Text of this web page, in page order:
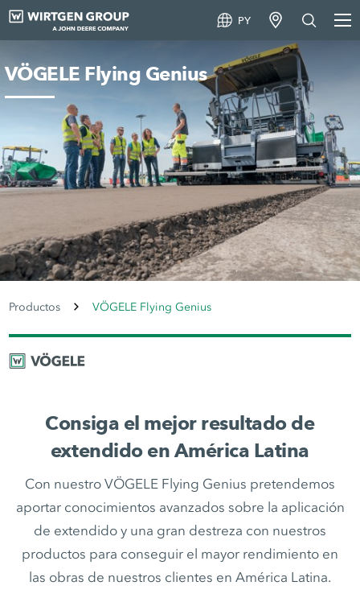
PY
VÖGELE Flying Genius
Productos VÖGELE Flying Genius
Consiga el mejor resultado de
extendido en América Latina
Con nuestro VÖGELE Flying Genius pretendemos
aportar conocimientos avanzados sobre la aplicación
de extendido y una gran destreza con nuestros
productos para conseguir el mayor rendimiento en
las obras de nuestros clientes en América Latina.